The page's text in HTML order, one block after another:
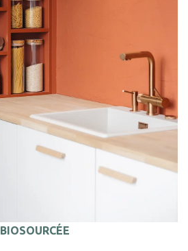
BIOSOURCÉE